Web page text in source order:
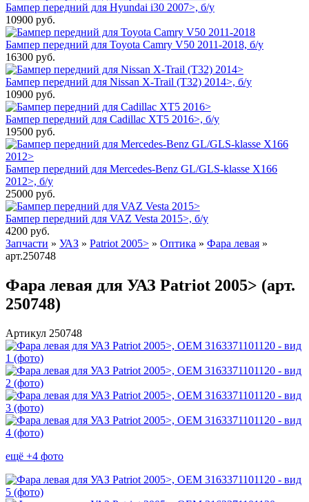
Бампер передний для Hyundai i30 2007>, б/у
10900 руб.
Бампер передний для Toyota Camry V50 2011-2018, б/у
16300 руб.
Бампер передний для Nissan X-Trail (T32) 2014>, б/у
10900 руб.
Бампер передний для Cadillac XT5 2016>, б/у
19500 руб.
Бампер передний для Mercedes-Benz GL/GLS-klasse X166
2012>, б/у
25000 руб.
Бампер передний для VAZ Vesta 2015>, б/у
4200 руб.
Запчасти » УАЗ » Patriot 2005> » Оптика » Фара левая »
арт.250748
Фара левая для УАЗ Patriot 2005> (арт.
250748)
Артикул 250748
ещё +4 фото